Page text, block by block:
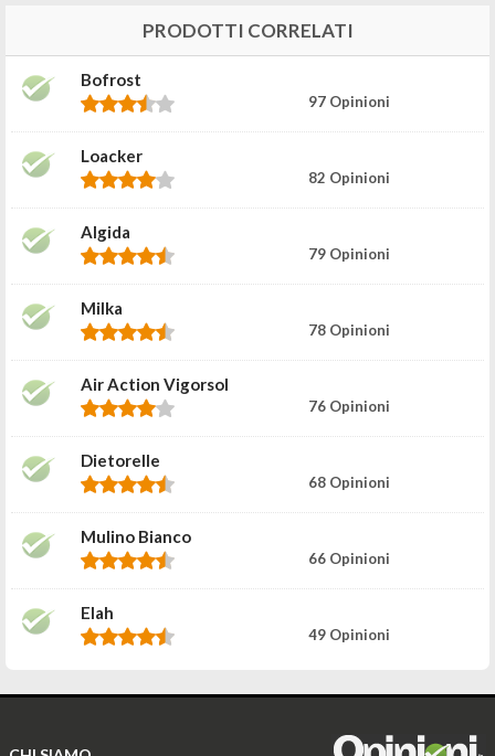
PRODOTTI CORRELATI
Bofrost
97 Opinioni
Loacker
82 Opinioni
Algida
79 Opinioni
Milka
78 Opinioni
Air Action Vigorsol
76 Opinioni
Dietorelle
68 Opinioni
Mulino Bianco
66 Opinioni
Elah
49 Opinioni